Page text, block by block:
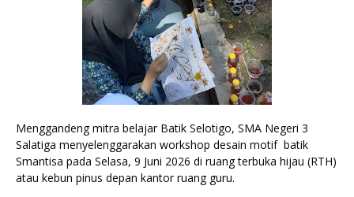
Menggandeng mitra belajar Batik Selotigo, SMA Negeri 3
Salatiga menyelenggarakan workshop desain motif  batik
Smantisa pada Selasa, 9 Juni 2026 di ruang terbuka hijau (RTH)
atau kebun pinus depan kantor ruang guru.